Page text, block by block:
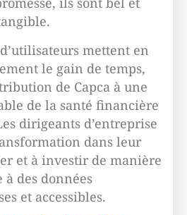
mettent en
le gain de temps,
de Capca à une
de la santé financière
dirigeants d’entreprise
dans leur
et à investir de manière
à des données
et accessibles.